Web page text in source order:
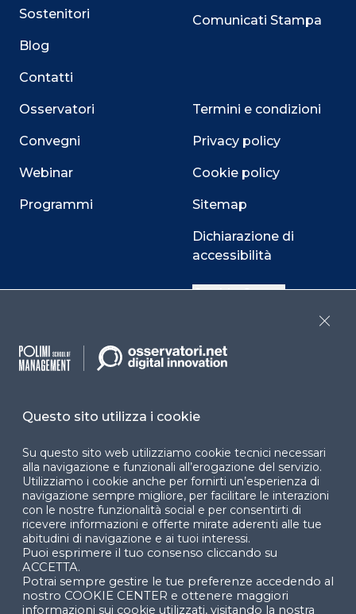
Sostenitori
Blog
Contatti
Osservatori
Convegni
Webinar
Programmi
Comunicati Stampa
Termini e condizioni
Privacy policy
Cookie policy
Sitemap
Dichiarazione di
accessibilità
Cookie Center
Facebook LinkedIn
© 2024 Copyright © Politecnico di Milano Dipartimento
di Ingegneria Gestionale
Questo sito utilizza i cookie
Su questo sito web utilizziamo cookie tecnici necessari
alla navigazione e funzionali all’erogazione del servizio.
Utilizziamo i cookie anche per fornirti un’esperienza di
navigazione sempre migliore, per facilitare le interazioni
con le nostre funzionalità social e per consentirti di
ricevere informazioni e offerte mirate aderenti alle tue
abitudini di navigazione e ai tuoi interessi.
Puoi esprimere il tuo consenso cliccando su
ACCETTA.
Potrai sempre gestire le tue preferenze accedendo al
nostro COOKIE CENTER e ottenere maggiori
informazioni sui cookie utilizzati, visitando la nostra